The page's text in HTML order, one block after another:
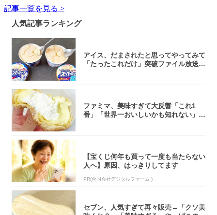
記事一覧を見る >
人気記事ランキング
アイス、だまされたと思ってやってみて
「たったこれだけ」突破ファイル放送で
ファミマ、美味すぎて大反響「これ1
番」「世界一おいしいかも知れない」
【宝くじ何年も買って一度も当たらない
人へ】原因、はっきりしてます
PR(合同会社デジタルファーム )
セブン、人気すぎて再々販売→「クソ美